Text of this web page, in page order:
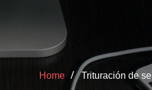
Home Trituración de